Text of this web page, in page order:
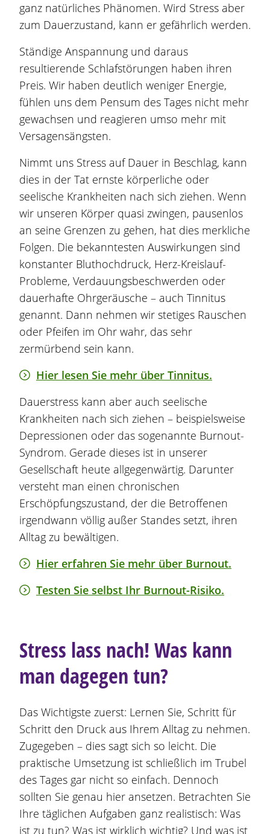
ganz natürliches Phänomen. Wird Stress aber
zum Dauerzustand, kann er gefährlich werden.
Ständige Anspannung und daraus
resultierende Schlafstörungen haben ihren
Preis. Wir haben deutlich weniger Energie,
fühlen uns dem Pensum des Tages nicht mehr
gewachsen und reagieren umso mehr mit
Versagensängsten.
Nimmt uns Stress auf Dauer in Beschlag, kann
dies in der Tat ernste körperliche oder
seelische Krankheiten nach sich ziehen. Wenn
wir unseren Körper quasi zwingen, pausenlos
an seine Grenzen zu gehen, hat dies merkliche
Folgen. Die bekanntesten Auswirkungen sind
konstanter Bluthochdruck, Herz-Kreislauf-
Probleme, Verdauungsbeschwerden oder
dauerhafte Ohrgeräusche – auch Tinnitus
genannt. Dann nehmen wir stetiges Rauschen
oder Pfeifen im Ohr wahr, das sehr
zermürbend sein kann.
Hier lesen Sie mehr über Tinnitus.
Dauerstress kann aber auch seelische
Krankheiten nach sich ziehen – beispielsweise
Depressionen oder das sogenannte Burnout-
Syndrom. Gerade dieses ist in unserer
Gesellschaft heute allgegenwärtig. Darunter
versteht man einen chronischen
Erschöpfungszustand, der die Betroffenen
irgendwann völlig außer Standes setzt, ihren
Alltag zu bewältigen.
Hier erfahren Sie mehr über Burnout.
Testen Sie selbst Ihr Burnout-Risiko.
Stress lass nach! Was kann
man dagegen tun?
Das Wichtigste zuerst: Lernen Sie, Schritt für
Schritt den Druck aus Ihrem Alltag zu nehmen.
Zugegeben – dies sagt sich so leicht. Die
praktische Umsetzung ist schließlich im Trubel
des Tages gar nicht so einfach. Dennoch
sollten Sie genau hier ansetzen. Betrachten Sie
Ihre täglichen Aufgaben ganz realistisch: Was
ist zu tun? Was ist wirklich wichtig? Und was ist